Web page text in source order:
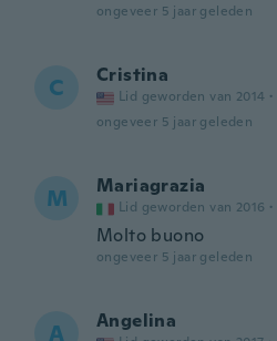
ongeveer 5 jaar geleden
C Cristina
Lid geworden van 2014 ·
ongeveer 5 jaar geleden
M Mariagrazia
Lid geworden van 2016 ·
Molto buono
ongeveer 5 jaar geleden
A Angelina